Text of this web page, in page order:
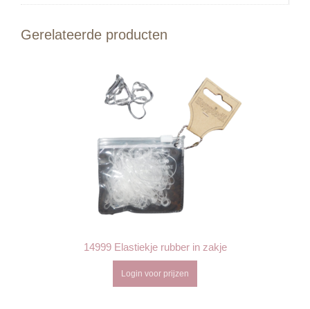
Gerelateerde producten
14999 Elastiekje rubber in zakje
Login voor prijzen